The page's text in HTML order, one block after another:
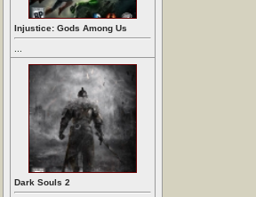
Injustice: Gods Among Us
Dark Souls 2